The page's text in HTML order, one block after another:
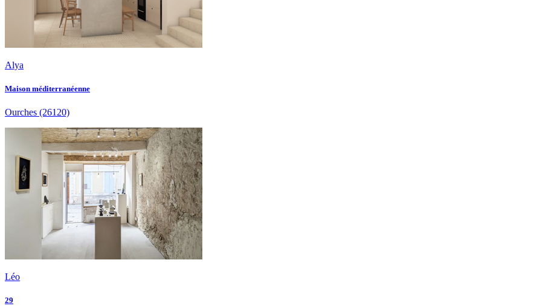
Alya
Maison méditerranéenne
Ourches (26120)
Léo
29